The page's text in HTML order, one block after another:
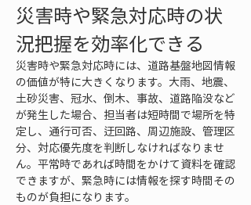
災害時や緊急対応時の状
況把握を効率化できる
災害時や緊急対応時には、道路基盤地図情報
の価値が特に大きくなります。大雨、地震、
土砂災害、冠水、倒木、事故、道路陥没など
が発生した場合、担当者は短時間で場所を特
定し、通行可否、迂回路、周辺施設、管理区
分、対応優先度を判断しなければなりませ
ん。平常時であれば時間をかけて資料を確認
できますが、緊急時には情報を探す時間その
ものが負担になります。